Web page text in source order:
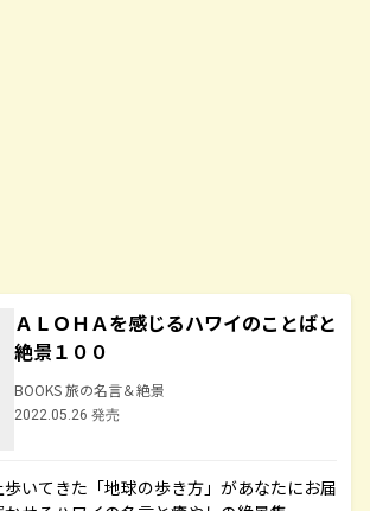
ＡＬＯＨＡを感じるハワイのことばと
絶景１００
BOOKS 旅の名言＆絶景
2022.05.26 発売
いてきた「地球の歩き方」があなたにお届